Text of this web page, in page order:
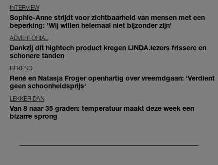
INTERVIEW
Sophie-Anne strijdt voor zichtbaarheid van mensen met een
beperking: 'Wij willen helemaal niet bijzonder zijn'
ADVERTORIAL
Dankzij dit hightech product kregen LINDA.lezers frissere en
schonere tanden
BEKEND
René en Natasja Froger openhartig over vreemdgaan: 'Verdient
geen schoonheidsprijs'
LEKKER DAN
Van 8 naar 35 graden: temperatuur maakt deze week een
bizarre sprong